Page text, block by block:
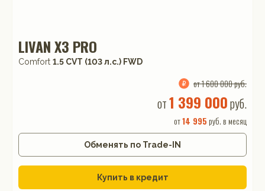
LIVAN X3 PRO
Comfort 1.5 CVT (103 л.с.) FWD
от 1 600 000 руб.
от1 399 000руб.
от14 995 руб. в месяц
Обменять по Trade-IN
Купить в кредит